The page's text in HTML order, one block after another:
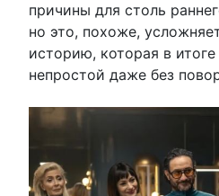
причины для столь
но это, похоже,
историю, которая в
непростой даже без